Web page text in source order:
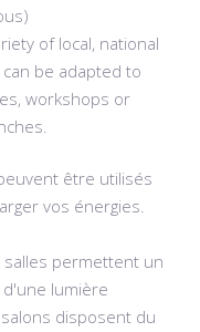
of local, national
be adapted to
workshops or
être utilisés
vos énergies.
permettent un
lumière
disposent du